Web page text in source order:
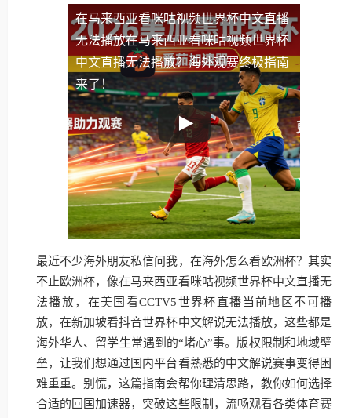
在马来西亚看咪咕视频世界杯中文直播
无法播放在马来西亚看咪咕视频世界杯
中文直播无法播放？海外观赛终极指南
来了！
最近不少海外朋友私信问我，在海外怎么看欧洲杯？其实
不止欧洲杯，像在马来西亚看咪咕视频世界杯中文直播无
法播放，在美国看CCTV5世界杯直播当前地区不可播
放，在新加坡看抖音世界杯中文解说无法播放，这些都是
海外华人、留学生常遇到的“堵心”事。版权限制和地域壁
垒，让我们想通过国内平台看熟悉的中文解说赛事变得困
难重重。别慌，这篇指南会帮你理清思路，教你如何选择
合适的回国加速器，突破这些限制，流畅观看各类体育赛